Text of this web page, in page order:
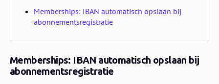
Memberships: IBAN automatisch opslaan bij
abonnementsregistratie
Memberships: IBAN automatisch opslaan bij
abonnementsregistratie